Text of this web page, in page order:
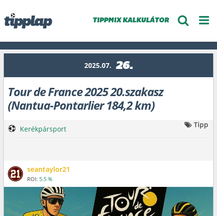
TIPPMIX KALKULÁTOR
2025.07. 26.
Tour de France 2025 20.szakasz
(Nantua-Pontarlier 184,2 km)
seantaylor21
ROI: 5.5 %
Kerékpársport Tipp